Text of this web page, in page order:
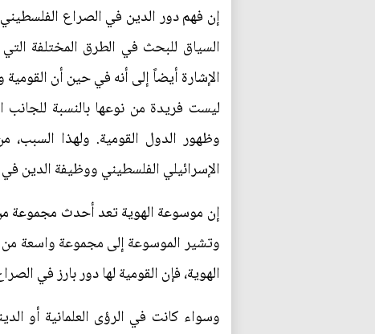
إن فهم دور الدين في الصراع
السياق للبحث في الطرق المختلفة
الإشارة أيضاً إلى أنه في حين أن
ليست فريدة من نوعها بالنسبة للجانب
وظهور الدول القومية. ولهذا
الإسرائيلي الفلسطيني ووظيفة الدين
إن موسوعة الهوية تعد أحدث مجموعة من
وتشير الموسوعة إلى مجموعة واسعة من
الهوية، فإن القومية لها دور بارز في
وسواء كانت في الرؤى العلمانية أو